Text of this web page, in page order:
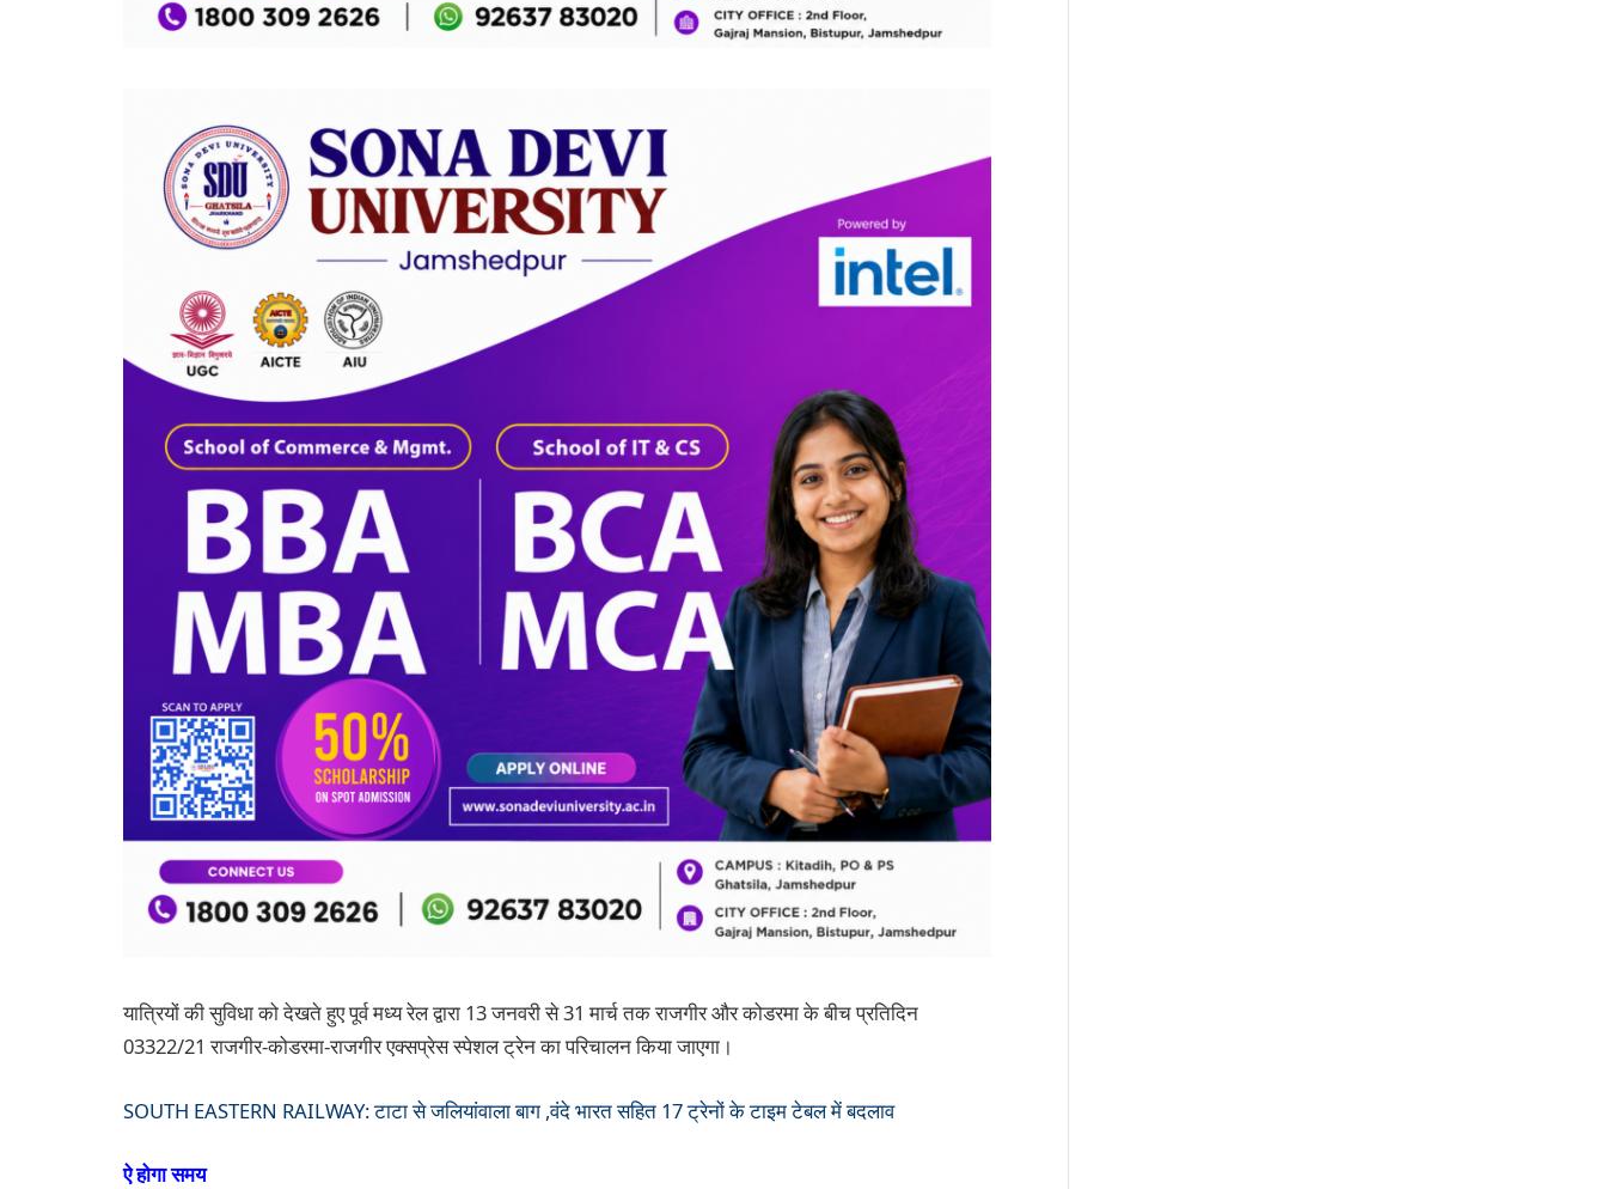
यात्रियों की सुविधा को देखते हुए पूर्व मध्य रेल द्वारा 13 जनवरी से 31 मार्च तक राजगीर और कोडरमा के बीच प्रतिदिन
03322/21 राजगीर-कोडरमा-राजगीर एक्सप्रेस स्पेशल ट्रेन का परिचालन किया जाएगा।
SOUTH EASTERN RAILWAY: टाटा से जलियांवाला बाग ,वंदे भारत सहित 17 ट्रेनों के टाइम टेबल में बदलाव
ऐ होगा समय